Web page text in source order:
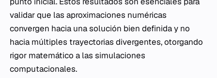
validar que las aproximaciones numéricas
convergen hacia una solución bien definida y no
hacia múltiples trayectorias divergentes, otorgando
rigor matemático a las simulaciones
computacionales.